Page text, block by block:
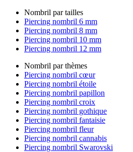
Nombril par tailles
Piercing nombril 6 mm
Piercing nombril 8 mm
Piercing nombril 10 mm
Piercing nombril 12 mm
Nombril par thèmes
Piercing nombril cœur
Piercing nombril étoile
Piercing nombril papillon
Piercing nombril croix
Piercing nombril gothique
Piercing nombril fantaisie
Piercing nombril fleur
Piercing nombril cannabis
Piercing nombril Swarovski